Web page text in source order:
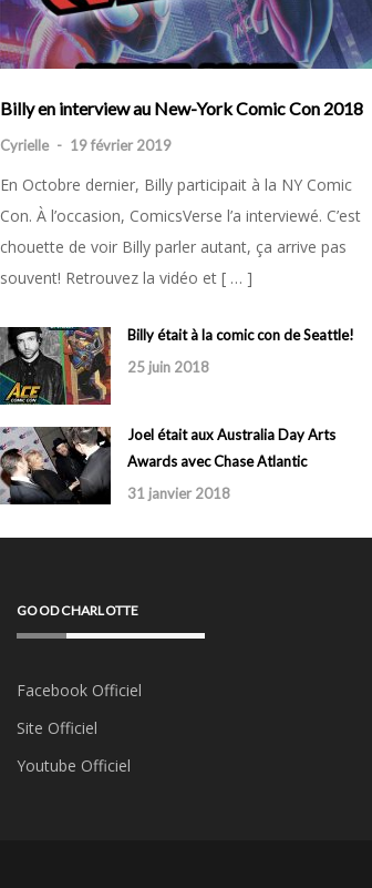
Billy en interview au New-York Comic Con 2018
Cyrielle - 19 février 2019
En Octobre dernier, Billy participait à la NY Comic
Con. À l’occasion, ComicsVerse l’a interviewé. C’est
chouette de voir Billy parler autant, ça arrive pas
souvent! Retrouvez la vidéo et [ … ]
Billy était à la comic con de Seattle!
25 juin 2018
Joel était aux Australia Day Arts
Awards avec Chase Atlantic
31 janvier 2018
GOOD CHARLOTTE
Facebook Officiel
Site Officiel
Youtube Officiel